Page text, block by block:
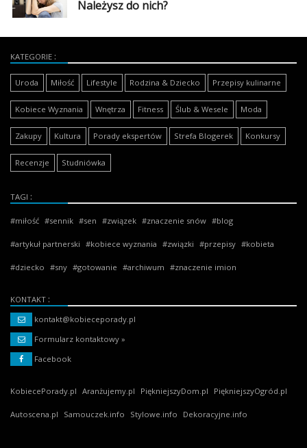
Należysz do nich?
KATEGORIE
Uroda Miłość Lifestyle Rodzina & Dziecko Przepisy kulinarne
Kobiece Wyznania Wnętrza Fitness Ślub & Wesele Moda
Zakupy Kultura Porady ekspertów Strefa Blogerek Konkursy
Recenzje Studniówka
TAGI
miłość sennik sen związek znaczenie snów blog
artykuł partnerski kobiece wyznania związki przepisy kobieta
dziecko sny gotowanie archiwum znaczenie imion
KONTAKT
kontakt@kobieceporady.pl
Formularz kontaktowy »
Facebook
KobiecePorady.pl Aranżujemy.pl PiękniejszyDom.pl PiękniejszyOgród.pl
Autoscena.pl Samouczek.info Stylowe.info Dekoracyjne.info